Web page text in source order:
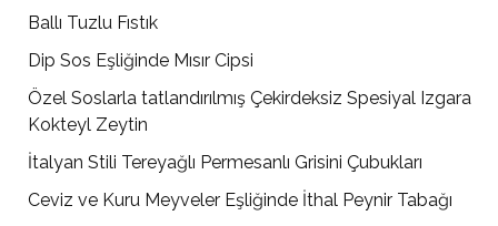
Ballı Tuzlu Fıstık
Dip Sos Eşliğinde Mısır Cipsi
Özel Soslarla tatlandırılmış Çekirdeksiz Spesiyal Izgara
Kokteyl Zeytin
İtalyan Stili Tereyağlı Permesanlı Grisini Çubukları
Ceviz ve Kuru Meyveler Eşliğinde İthal Peynir Tabağı